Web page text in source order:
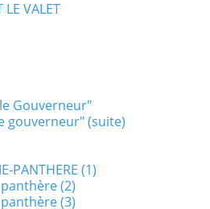
LE VALET
Gouverneur"
gouverneur" (suite)
PANTHERE (1)
(2)
(3)